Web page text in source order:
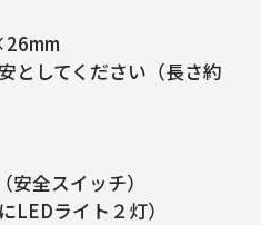
としてください（長さ約
安全スイッチ）
LEDライト２灯）